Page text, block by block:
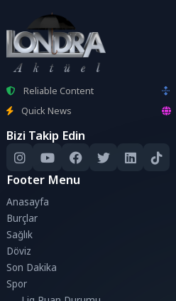
Reliable Content
Quick News
Bizi Takip Edin
Footer Menu
Anasayfa
Burçlar
Sağlık
Döviz
Son Dakika
Spor